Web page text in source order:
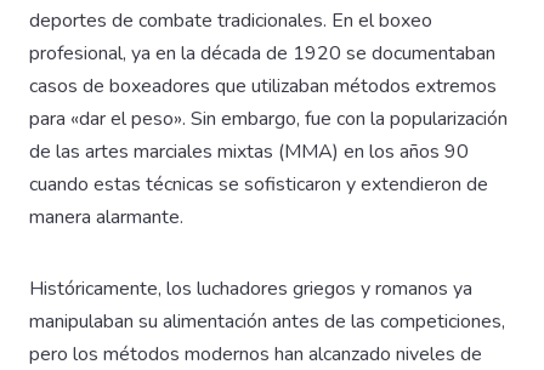
deportes de combate tradicionales. En el boxeo
profesional, ya en la década de 1920 se documentaban
casos de boxeadores que utilizaban métodos extremos
para «dar el peso». Sin embargo, fue con la popularización
de las artes marciales mixtas (MMA) en los años 90
cuando estas técnicas se sofisticaron y extendieron de
manera alarmante.
Históricamente, los luchadores griegos y romanos ya
manipulaban su alimentación antes de las competiciones,
pero los métodos modernos han alcanzado niveles de